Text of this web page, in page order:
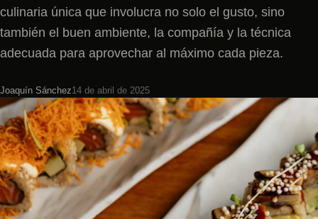
culinaria única que involucra no solo el gusto, sino
también el buen ambiente, la compañía y la técnica
adecuada para aprovechar al máximo cada pieza.
Joaquín Sánchez14 de abril de 2025